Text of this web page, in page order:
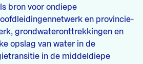
bron voor ondiepe
en provincie-
grondwateronttrekkingen en
opslag van water in de
in de middeldiepe